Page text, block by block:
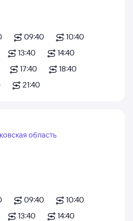
09:40
10:40
13:40
14:40
17:40
18:40
21:40
область
09:40
10:40
13:40
14:40